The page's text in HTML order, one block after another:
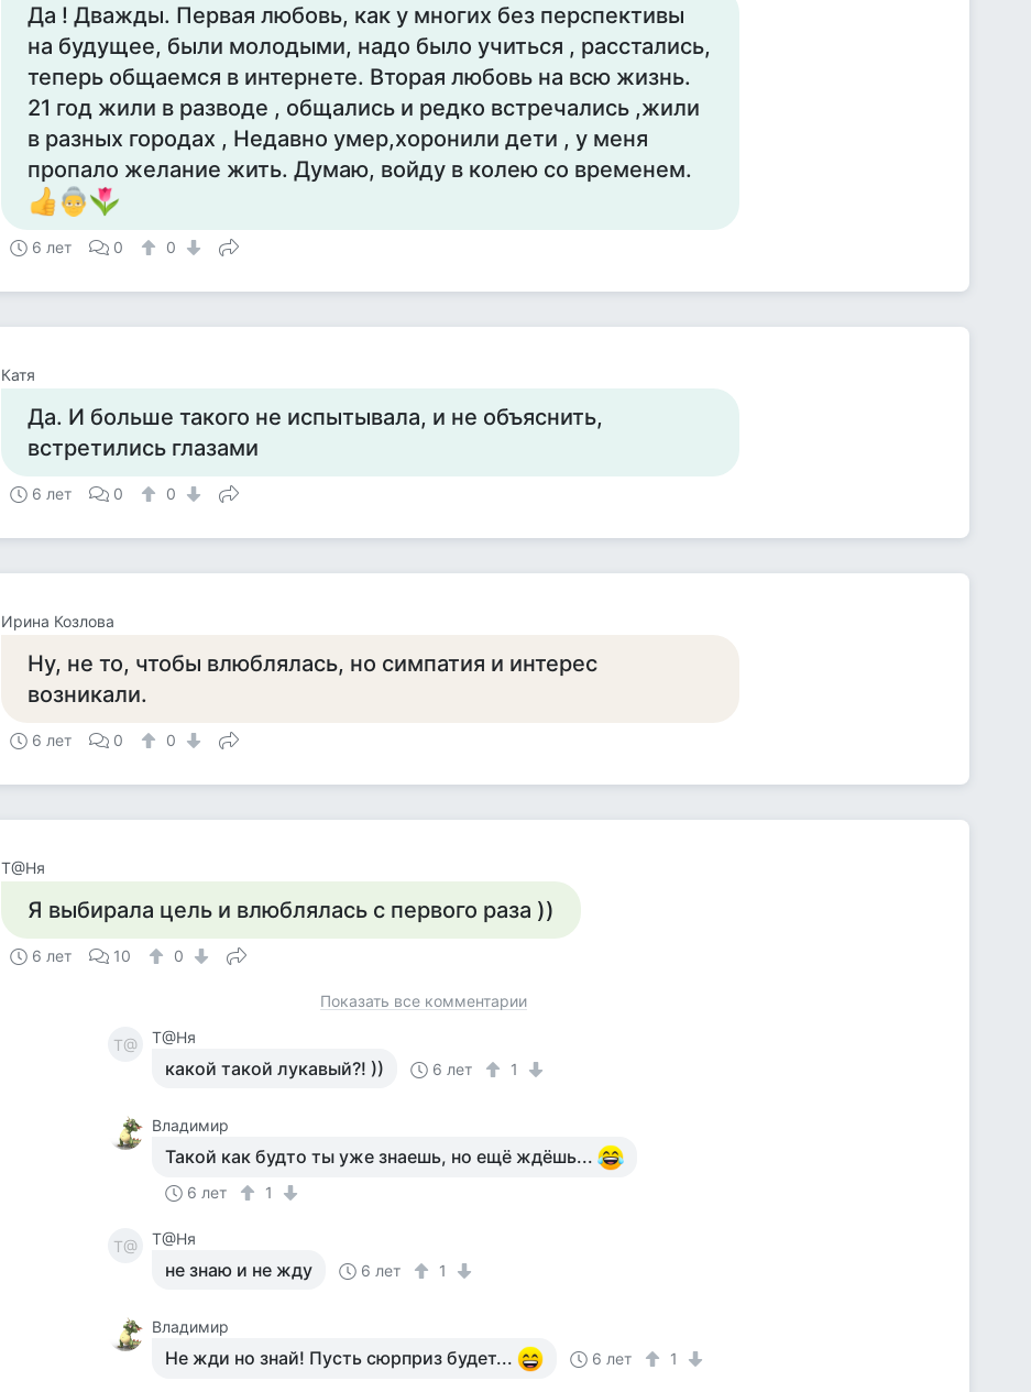
Да ! Дважды. Первая любовь, как у многих без перспективы
на будущее, были молодыми, надо было учиться , расстались,
теперь общаемся в интернете. Вторая любовь на всю жизнь.
21 год жили в разводе , общались и редко встречались ,жили
в разных городах , Недавно умер,хоронили дети , у меня
пропало желание жить. Думаю, войду в колею со временем.
6 лет 0 0
Катя
Да. И больше такого не испытывала, и не объяснить,
встретились глазами
6 лет 0 0
Ирина Козлова
Ну, не то, чтобы влюблялась, но симпатия и интерес
возникали.
6 лет 0 0
Т@Ня
Я выбирала цель и влюблялась с первого раза ))
6 лет 10 0
Показать все комментарии
Т@ Т@Ня
какой такой лукавый?! )) 6 лет 1
Владимир
Такой как будто ты уже знаешь, но ещё ждёшь...
6 лет 1
Т@ Т@Ня
не знаю и не жду 6 лет 1
Владимир
Не жди но знай! Пусть сюрприз будет... 6 лет 1